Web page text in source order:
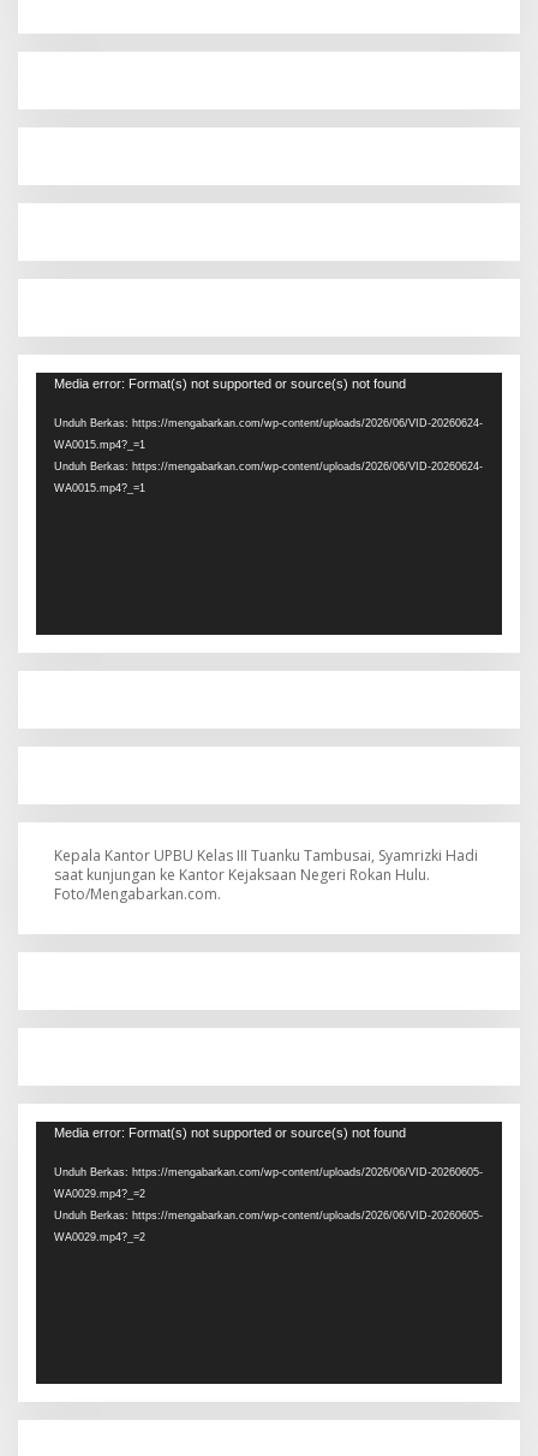
Pemutar
Media error: Format(s) not supported or source(s) not found
Unduh Berkas: https://mengabarkan.com/wp-content/uploads/2026/06/VID-20260624-
WA0015.mp4?_=1
Unduh Berkas: https://mengabarkan.com/wp-content/uploads/2026/06/VID-20260624-
WA0015.mp4?_=1
Kepala Kantor UPBU Kelas III Tuanku Tambusai, Syamrizki Hadi
saat kunjungan ke Kantor Kejaksaan Negeri Rokan Hulu.
Foto/Mengabarkan.com.
Pemutar
Media error: Format(s) not supported or source(s) not found
Unduh Berkas: https://mengabarkan.com/wp-content/uploads/2026/06/VID-20260605-
WA0029.mp4?_=2
Unduh Berkas: https://mengabarkan.com/wp-content/uploads/2026/06/VID-20260605-
WA0029.mp4?_=2